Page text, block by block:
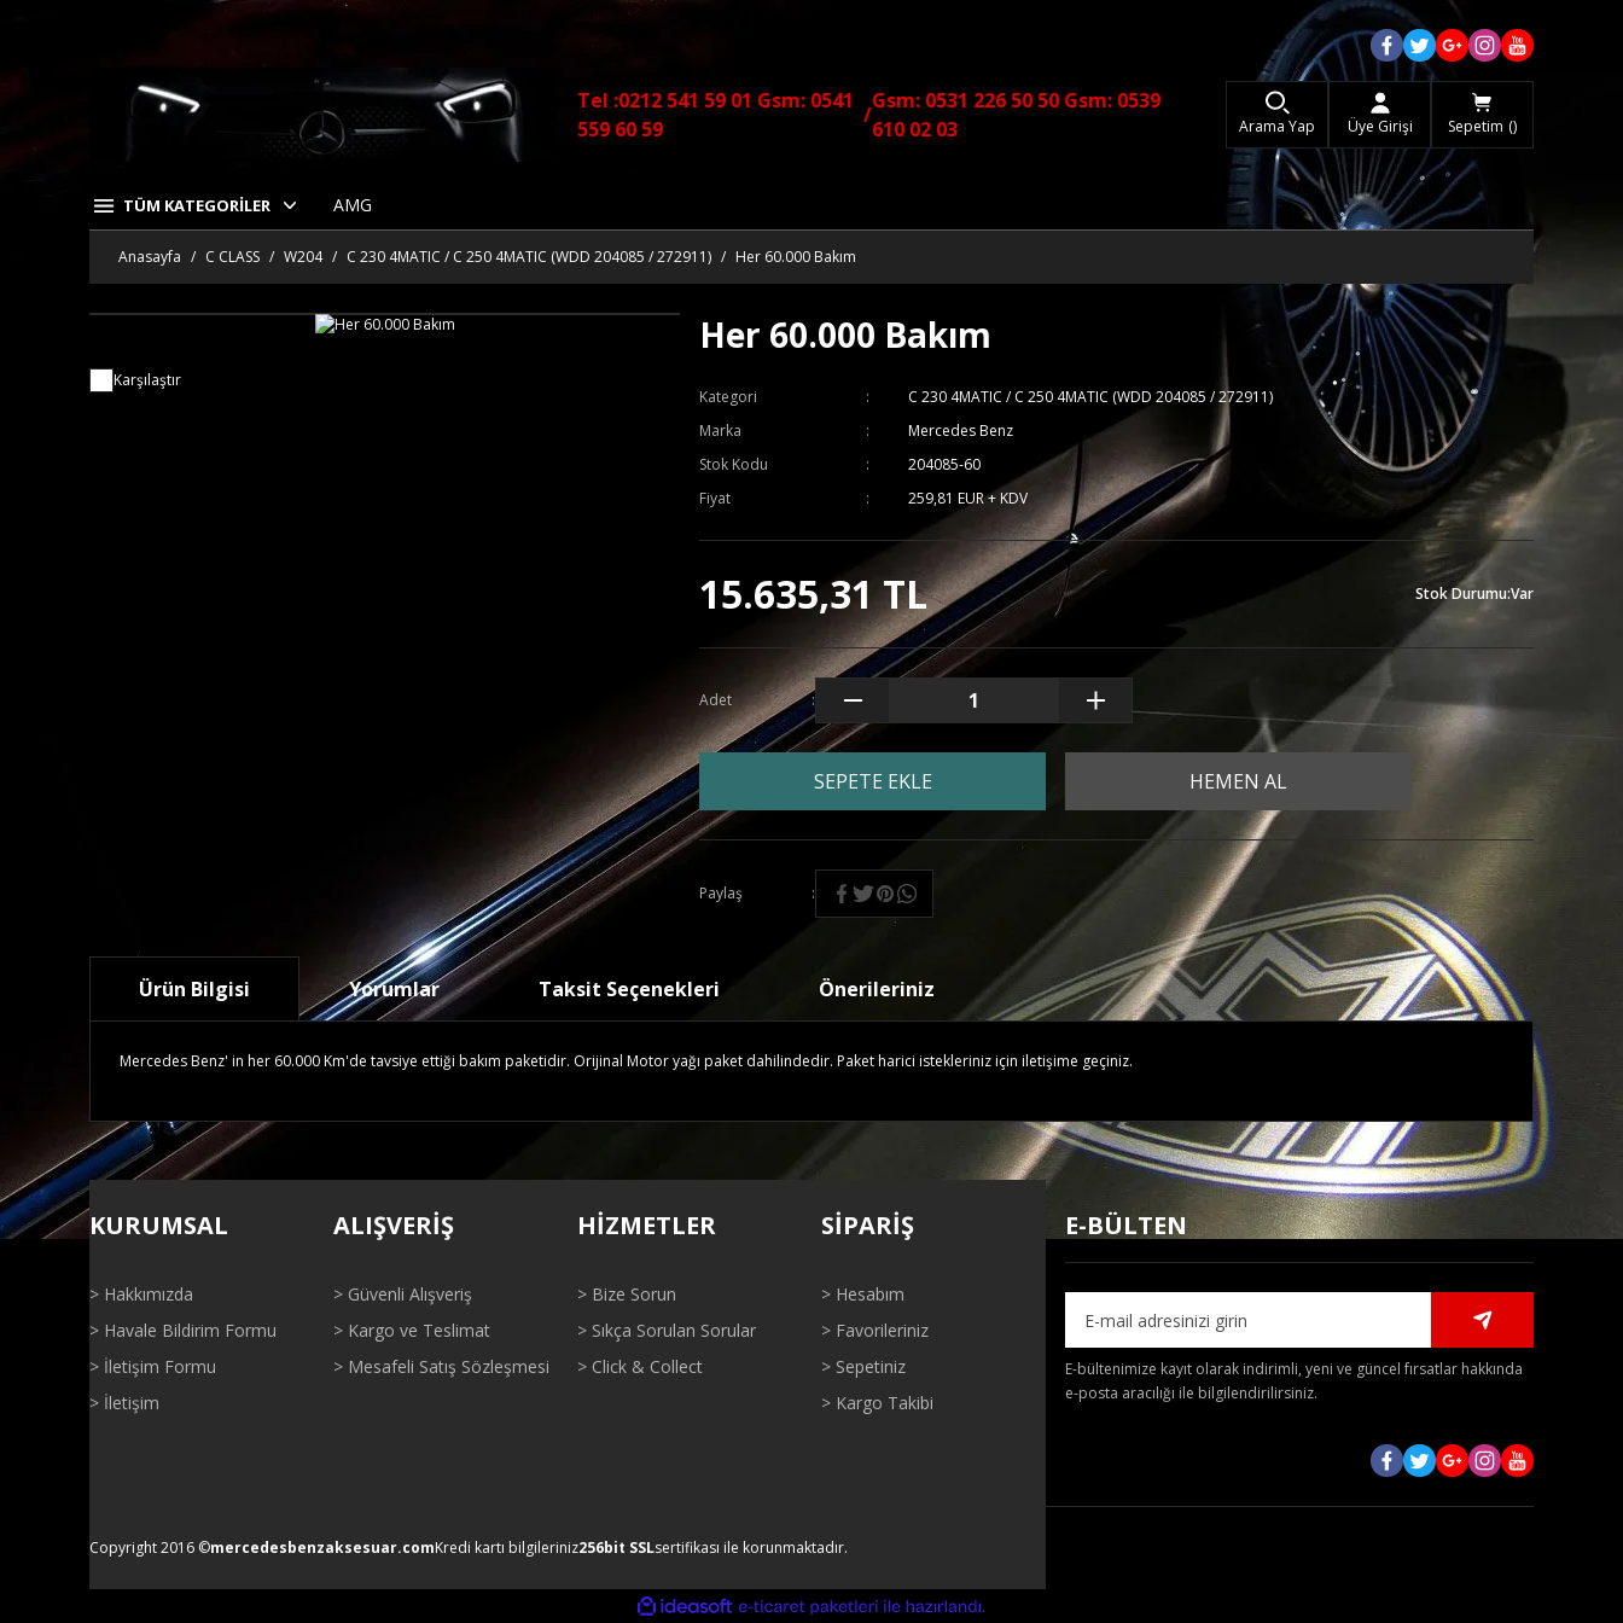
Tel :0212 541 59 01 Gsm: 0541
559 60 59
/
Gsm: 0531 226 50 50 Gsm: 0539
610 02 03
Arama Yap Üye Girişi Sepetim
TÜM KATEGORİLER AMG
Anasayfa C CLASS W204 C 230 4MATIC / C 250 4MATIC (WDD 204085 / 272911) Her 60.000 Bakım
Karşılaştır
Her 60.000 Bakım
Kategori
C 230 4MATIC / C 250 4MATIC (WDD 204085 / 272911)
Marka
Mercedes Benz
Stok Kodu
204085-60
Fiyat
259,81 EUR + KDV
15.635,31 TL Stok Durumu:Var
Adet
SEPETE EKLE HEMEN AL
Paylaş
Ürün Bilgisi Yorumlar Taksit Seçenekleri Önerileriniz
Mercedes Benz' in her 60.000 Km'de tavsiye ettiği bakım paketidir. Orijinal Motor yağı paket dahilindedir. Paket harici istekleriniz için iletişime geçiniz.
Bu ürünün fiyat bilgisi, resim, ürün açıklamalarında ve diğer konularda yetersiz gördüğünüz noktaları öneri formunu kullanarak tarafımıza iletebilirsiniz.
Görüş ve önerileriniz için teşekkür ederiz.
Ürün resmi kalitesiz, bozuk veya görüntülenemiyor.
Ürün fiyatı diğer sitelerden daha pahalı.
Gönder
KURUMSAL
> Hakkımızda
> Havale Bildirim Formu
> İletişim Formu
> İletişim
ALIŞVERİŞ
> Güvenli Alışveriş
> Kargo ve Teslimat
> Mesafeli Satış Sözleşmesi
HİZMETLER
> Bize Sorun
> Sıkça Sorulan Sorular
> Click & Collect
SİPARİŞ
> Hesabım
> Favorileriniz
> Sepetiniz
> Kargo Takibi
E-BÜLTEN
E-bültenimize kayıt olarak indirimli, yeni ve güncel fırsatlar hakkında
e-posta aracılığı ile bilgilendirilirsiniz.
Copyright 2016 ©mercedesbenzaksesuar.comKredi kartı bilgileriniz256bit SSLsertifikası ile korunmaktadır.
ideasoft
e-